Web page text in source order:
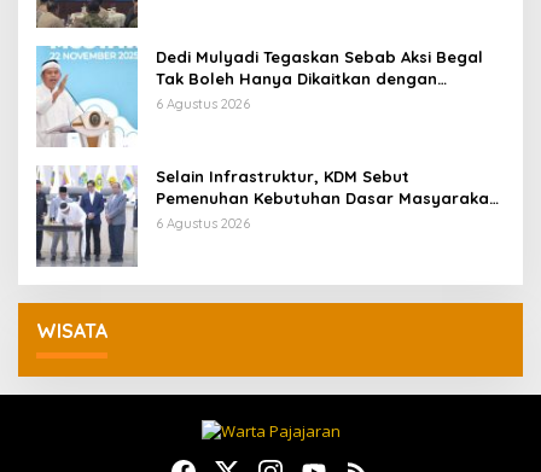
Dedi Mulyadi Tegaskan Sebab Aksi Begal
Tak Boleh Hanya Dikaitkan dengan
Ekonomi
6 Agustus 2026
Selain Infrastruktur, KDM Sebut
Pemenuhan Kebutuhan Dasar Masyarakat
Jadi Fokus APBD Jabar 2027
6 Agustus 2026
WISATA